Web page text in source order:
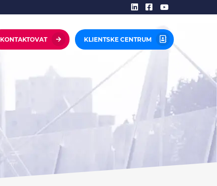
KONTAKTOVAT KLIENTSKE CENTRUM